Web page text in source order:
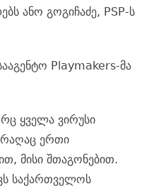
ანო გოგიჩაძე, PSP-ს
Playmakers-მა
ყველა ვირუსი
ერთი
მისი შთაგონებით.
საქართველოს